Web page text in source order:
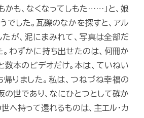
かも、なくなってしもた……」と、娘
でした。瓦礫のなかを探すと、アル
たが、泥にまみれて、写真は全部だ
。わずかに持ち出せたのは、何冊か
数本のビデオだけ。本は、ていねい
帰りました。私は、つねづね幸福の
の世であり、なにひとつとして確か
へ持って還れるものは、主エル・カ